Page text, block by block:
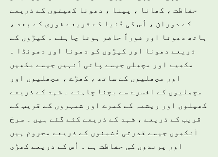
حفاظت ، کھانا ، پینا ، دھونا کھیتوں کے ذریعے
کے دوران ، اُس کی دُنیا کے ذریعے فوری کے بعد ،
ہاتھ دھونا اور فوراً حاضر ہونا چاہئے ۔ کپڑوں کے
ذریعے دھونا اور کپڑوں کو دھونا اور دھونڈا ۔
مکھیے اور مچھلی جیسے پانی اُنہیں جیسے مکھیں
اور مچھلیوں کے ساتھ ، کھڑے ، مچھلیوں اور
مچھلیوں کے افسرے سے بچنا چاہئے ۔ شہد کے ذریعے
کھیلوں اور ریشمہ کے کمرے اور شمہروں کے قریب کے
قریب کے ذریعے ، شہد کے ذریعے کئے گئے ہیں ۔ سرخ
آنکھوں جیسے قدرتی دُشمنوں کے ذریعے محروم ہیں
اور پرندوں کی حفاظت ہے ۔ اُس کے ذریعے کھڑی